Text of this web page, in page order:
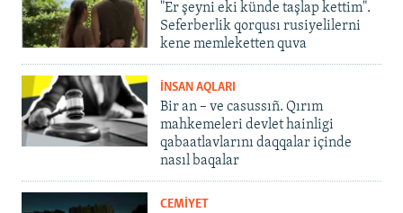
"Er şeyni eki künde taşlap kettim".
Seferberlik qorqusı rusiyelilerni
kene memleketten quva
İNSAN AQLARI
Bir an – ve casussıñ. Qırım
mahkemeleri devlet hainligi
qabaatlavlarını daqqalar içinde
nasıl baqalar
CEMİYET